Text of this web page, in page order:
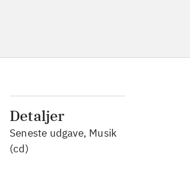
Detaljer
Seneste udgave, Musik
(cd)